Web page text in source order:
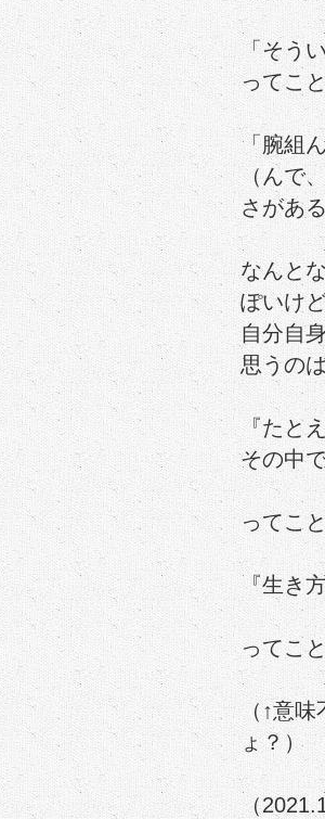
「そう
ってこ
「腕組
（んで
さがあ
なんと
ぽいけ
自分自
思うの
『たと
その中
ってこ
『生き
ってこ
（↑意
ょ？）
（